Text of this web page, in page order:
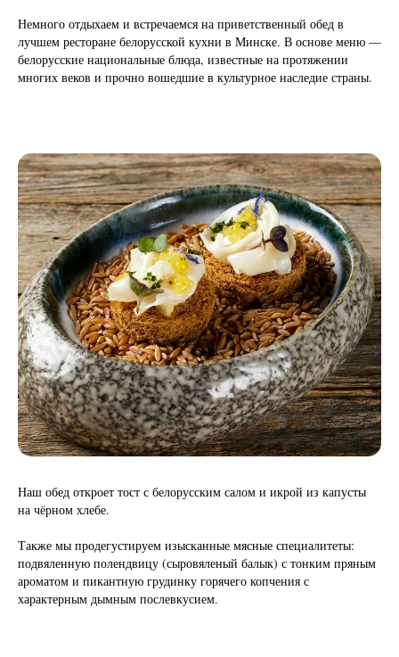
Немного отдыхаем и встречаемся на приветственный обед в
лучшем ресторане белорусской кухни в Минске. В основе меню —
белорусские национальные блюда, известные на протяжении
многих веков и прочно вошедшие в культурное наследие страны.
Наш обед откроет тост с белорусским салом и икрой из капусты
на чёрном хлебе.
Также мы продегустируем изысканные мясные специалитеты:
подвяленную полендвицу (сыровяленый балык) с тонким пряным
ароматом и пикантную грудинку горячего копчения с
характерным дымным послевкусием.